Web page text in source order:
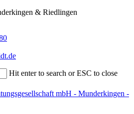
& Riedlingen
Hit enter to search or ESC to close